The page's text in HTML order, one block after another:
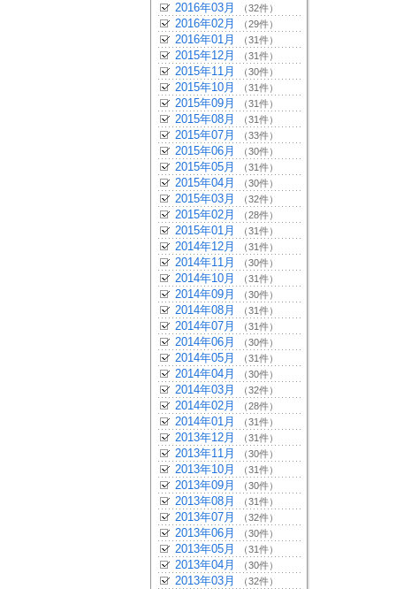
2016年03月 （32件）
2016年02月 （29件）
2016年01月 （31件）
2015年12月 （31件）
2015年11月 （30件）
2015年10月 （31件）
2015年09月 （31件）
2015年08月 （31件）
2015年07月 （33件）
2015年06月 （30件）
2015年05月 （31件）
2015年04月 （30件）
2015年03月 （32件）
2015年02月 （28件）
2015年01月 （31件）
2014年12月 （31件）
2014年11月 （30件）
2014年10月 （31件）
2014年09月 （30件）
2014年08月 （31件）
2014年07月 （31件）
2014年06月 （30件）
2014年05月 （31件）
2014年04月 （30件）
2014年03月 （32件）
2014年02月 （28件）
2014年01月 （31件）
2013年12月 （31件）
2013年11月 （30件）
2013年10月 （31件）
2013年09月 （30件）
2013年08月 （31件）
2013年07月 （32件）
2013年06月 （30件）
2013年05月 （31件）
2013年04月 （30件）
2013年03月 （32件）